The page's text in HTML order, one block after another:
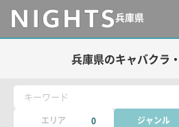
兵庫県
兵庫県のキャバクラ
キーワード
エリア 0 ジャンル